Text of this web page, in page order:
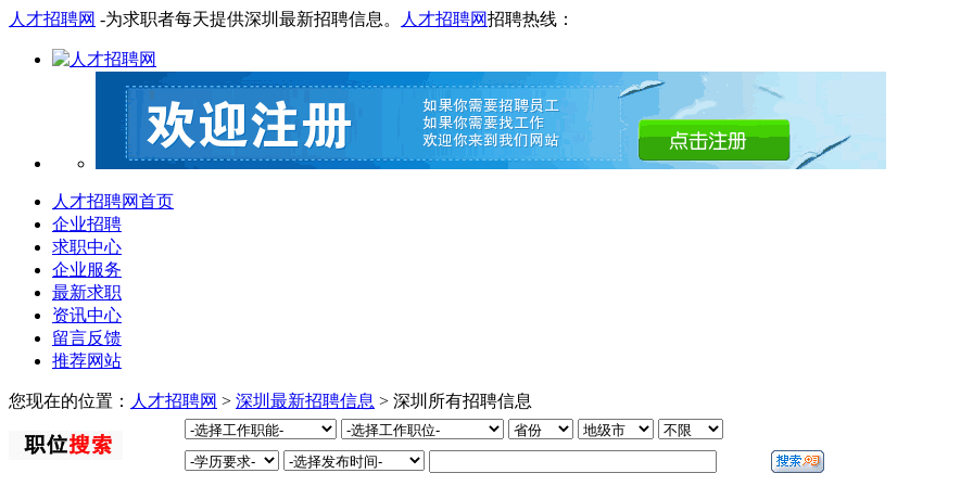
人才招聘网 -为求职者每天提供深圳最新招聘信息。 人才招聘网招聘热线：
人才招聘网首页
企业招聘
求职中心
企业服务
最新求职
资讯中心
留言反馈
推荐网站
您现在的位置： 人才招聘网 > 深圳最新招聘信息 > 深圳所有招聘信息